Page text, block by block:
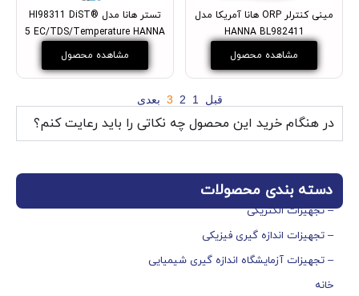
دسته بندی محصولات
– تجهیزات الکتریکی
– تجهیزات اندازه گیری فیزیکی
– تجهیزات آزمایشگاه اندازه گیری شیمیایی
خانه
مینی کنترلر ORP هانا آمریکا مدل
HANNA BL982411
مشاهده محصول
تستر هانا مدل HI98311 DiST®
5 EC/TDS/Temperature HANNA
مشاهده محصول
قبل 1
2
3 بعدی
در هنگام خرید این محصول چه نکاتی را باید رعایت کنم؟